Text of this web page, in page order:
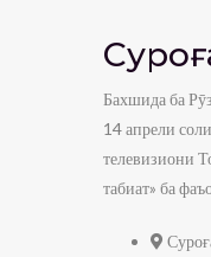
Бахшида ба
14 апрели
телевизиони
табиат» ба